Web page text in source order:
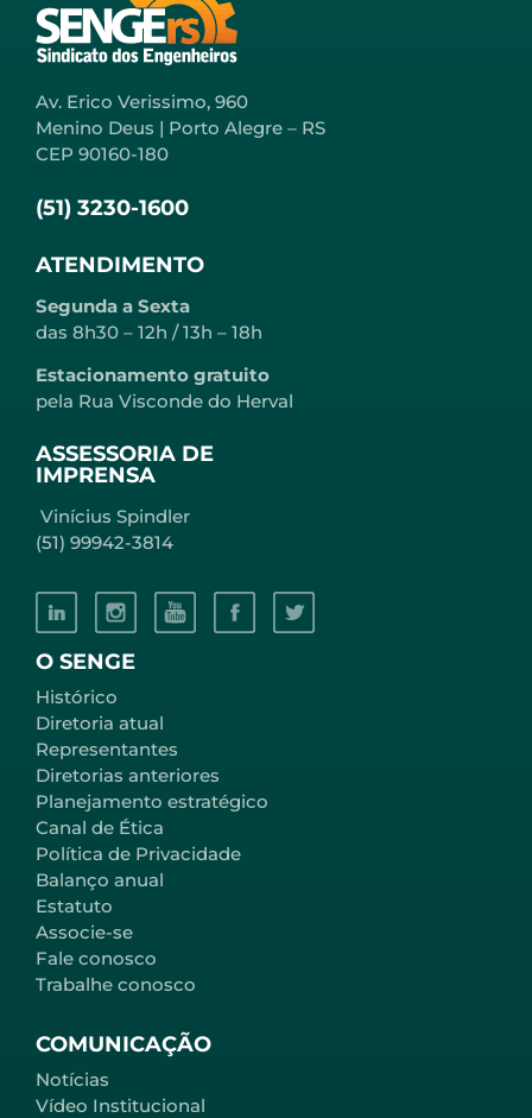
O SENGE
Histórico
Diretoria atual
Representantes
Diretorias anteriores
Planejamento estratégico
Canal de Ética
Política de Privacidade
Balanço anual
Estatuto
Associe-se
Fale conosco
Trabalhe conosco
COMUNICAÇÃO
Notícias
Vídeo Institucional
Av. Erico Verissimo, 960
Menino Deus | Porto Alegre – RS
CEP 90160-180
(51) 3230-1600
ATENDIMENTO
Segunda a Sexta
das 8h30 – 12h / 13h – 18h
Estacionamento gratuito
pela Rua Visconde do Herval
ASSESSORIA DE
IMPRENSA
Vinícius Spindler
(51) 99942-3814